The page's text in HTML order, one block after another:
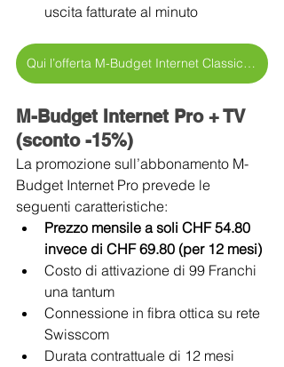
uscita fatturate al minuto
Qui l’offerta M-Budget Internet Classic + TV >
M-Budget Internet Pro + TV
(sconto -15%)
La promozione sull’abbonamento M-
Budget Internet Pro prevede le
seguenti caratteristiche:
Prezzo mensile a soli CHF 54.80
invece di CHF 69.80 (per 12 mesi)
Costo di attivazione di 99 Franchi
una tantum
Connessione in fibra ottica su rete
Swisscom
Durata contrattuale di 12 mesi